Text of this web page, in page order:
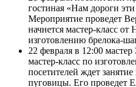
гостиная «Нам дороги эти
Мероприятие проведет
начнется мастер-класс
изготовлению брелока-
22 февраля в 12:00
мастер-класс по
посетителей ждет
пуговицы. Его проведет